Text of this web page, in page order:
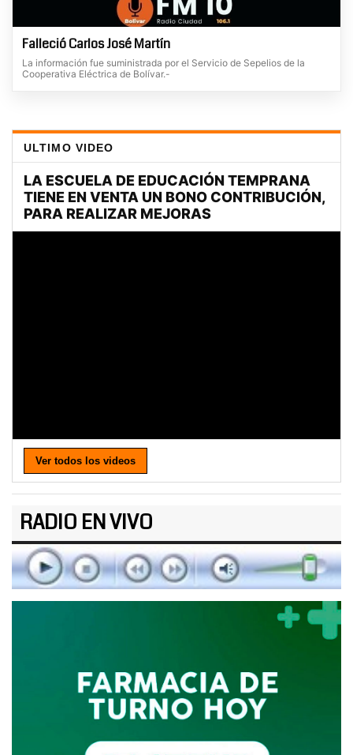
Falleció Carlos José Martín
La información fue suministrada por el Servicio de Sepelios de la
Cooperativa Eléctrica de Bolívar.-
ULTIMO VIDEO
Ver todos los videos
RADIO EN VIVO